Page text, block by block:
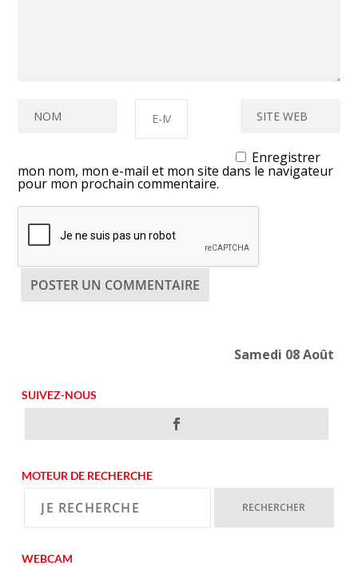
Enregistrer
mon nom, mon e-mail et mon site dans le navigateur
pour mon prochain commentaire.
Samedi 08 Août
SUIVEZ-NOUS
MOTEUR DE RECHERCHE
WEBCAM